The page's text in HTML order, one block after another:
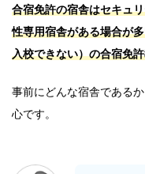
合宿免許の宿舎はセキュ
性専用宿舎がある場合が
入校できない）の合宿免
事前にどんな宿舎である
心です。